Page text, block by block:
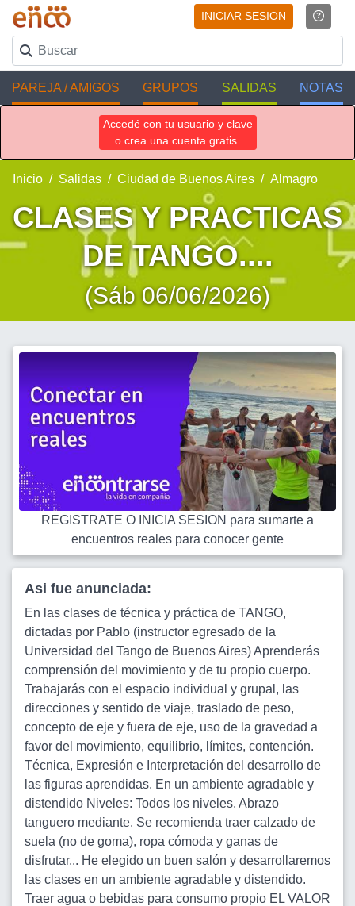
INICIAR SESION
PAREJA / AMIGOS GRUPOS SALIDAS NOTAS
Accedé con tu usuario y clave
o crea una cuenta gratis.
Inicio Salidas Ciudad de Buenos Aires Almagro
CLASES Y PRACTICAS
DE TANGO....
(Sáb 06/06/2026)
REGISTRATE O INICIA SESION para sumarte a
encuentros reales para conocer gente
Asi fue anunciada:
En las clases de técnica y práctica de TANGO,
dictadas por Pablo (instructor egresado de la
Universidad del Tango de Buenos Aires) Aprenderás
comprensión del movimiento y de tu propio cuerpo.
Trabajarás con el espacio individual y grupal, las
direcciones y sentido de viaje, traslado de peso,
concepto de eje y fuera de eje, uso de la gravedad a
favor del movimiento, equilibrio, límites, contención.
Técnica, Expresión e Interpretación del desarrollo de
las figuras aprendidas. En un ambiente agradable y
distendido Niveles: Todos los niveles. Abrazo
tanguero mediante. Se recomienda traer calzado de
suela (no de goma), ropa cómoda y ganas de
disfrutar... He elegido un buen salón y desarrollaremos
las clases en un ambiente agradable y distendido.
Traer agua o bebidas para consumo propio EL VALOR